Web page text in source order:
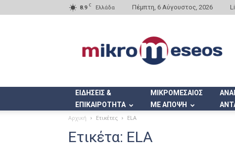
8.9 C Ελλάδα Πέμπτη, 6 Αύγουστος, 2026
ΕΙΔΗΣΕΙΣ &
ΕΠΙΚΑΙΡΟΤΗΤΑ
ΜΙΚΡΟΜΕΣΑΙΟΣ
ΜΕ ΑΠΟΨΗ
Αρχική Ετικέτες ELA
Ετικέτα: ELA